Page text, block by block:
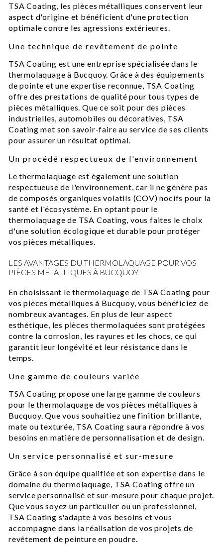
TSA Coating, les pièces métalliques conservent leur
aspect d'origine et bénéficient d'une protection
optimale contre les agressions extérieures.
Une technique de revêtement de pointe
TSA Coating est une entreprise spécialisée dans le
thermolaquage à Bucquoy. Grâce à des équipements
de pointe et une expertise reconnue, TSA Coating
offre des prestations de qualité pour tous types de
pièces métalliques. Que ce soit pour des pièces
industrielles, automobiles ou décoratives, TSA
Coating met son savoir-faire au service de ses clients
pour assurer un résultat optimal.
Un procédé respectueux de l'environnement
Le thermolaquage est également une solution
respectueuse de l'environnement, car il ne génère pas
de composés organiques volatils (COV) nocifs pour la
santé et l'écosystème. En optant pour le
thermolaquage de TSA Coating, vous faites le choix
d'une solution écologique et durable pour protéger
vos pièces métalliques.
LES AVANTAGES DU THERMOLAQUAGE POUR VOS
PIÈCES MÉTALLIQUES À BUCQUOY
En choisissant le thermolaquage de TSA Coating pour
vos pièces métalliques à Bucquoy, vous bénéficiez de
nombreux avantages. En plus de leur aspect
esthétique, les pièces thermolaquées sont protégées
contre la corrosion, les rayures et les chocs, ce qui
garantit leur longévité et leur résistance dans le
temps.
Une gamme de couleurs variée
TSA Coating propose une large gamme de couleurs
pour le thermolaquage de vos pièces métalliques à
Bucquoy. Que vous souhaitiez une finition brillante,
mate ou texturée, TSA Coating saura répondre à vos
besoins en matière de personnalisation et de design.
Un service personnalisé et sur-mesure
Grâce à son équipe qualifiée et son expertise dans le
domaine du thermolaquage, TSA Coating offre un
service personnalisé et sur-mesure pour chaque projet.
Que vous soyez un particulier ou un professionnel,
TSA Coating s'adapte à vos besoins et vous
accompagne dans la réalisation de vos projets de
revêtement de peinture en poudre.